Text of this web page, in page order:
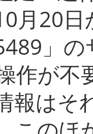
月20
」
作が不
報はそ